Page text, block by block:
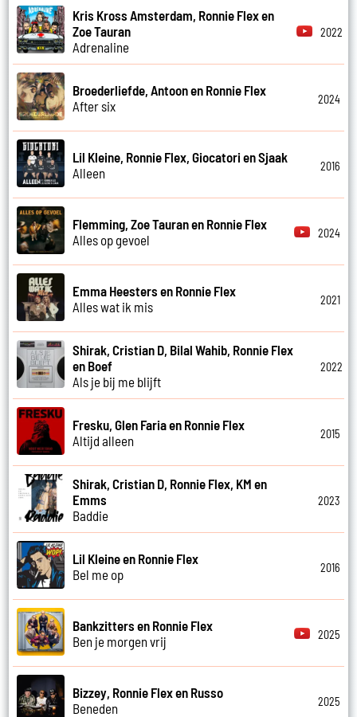
Kris Kross Amsterdam, Ronnie Flex en
Zoe Tauran
Adrenaline
2022
Broederliefde, Antoon en Ronnie Flex
After six
2024
Lil Kleine, Ronnie Flex, Giocatori en Sjaak
Alleen
2016
Flemming, Zoe Tauran en Ronnie Flex
Alles op gevoel
2024
Emma Heesters en Ronnie Flex
Alles wat ik mis
2021
Shirak, Cristian D, Bilal Wahib, Ronnie Flex
en Boef
Als je bij me blijft
2022
Fresku, Glen Faria en Ronnie Flex
Altijd alleen
2015
Shirak, Cristian D, Ronnie Flex, KM en
Emms
Baddie
2023
Lil Kleine en Ronnie Flex
Bel me op
2016
Bankzitters en Ronnie Flex
Ben je morgen vrij
2025
Bizzey, Ronnie Flex en Russo
Beneden
2025